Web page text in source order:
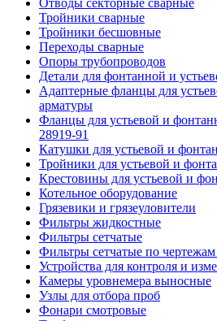
Отводы секторные сварные
Тройники сварные
Тройники бесшовные
Переходы сварные
Опоры трубопроводов
Детали для фонтанной и
Адаптерные фланцы для
арматуры
Фланцы для устьевой и
28919-91
Катушки для устьевой и
Тройники для устьевой и
Крестовины для устьевой и
Котельное оборудование
Грязевики и грязеуловители
Фильтры жидкостные
Фильтры сетчатые
Фильтры сетчатые по чертежам
Устройства для контроля и
Камеры уровнемера выносные
Узлы для отбора проб
Фонари смотровые